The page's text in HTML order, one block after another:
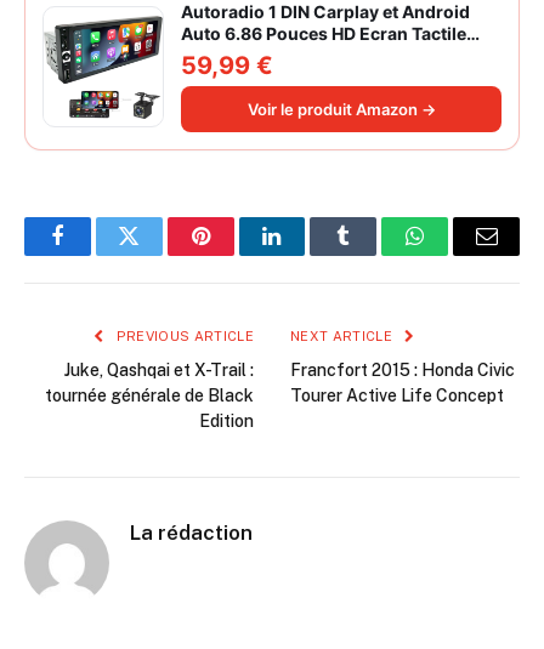
Autoradio 1 DIN Carplay et Android
Auto 6.86 Pouces HD Ecran Tactile
Poste Radio Voiture Soutien Lien
Miroir iOS/Android/Radio FM/USB/EQ
Autoradio Bluetooth Caméra de Recul
59,99 €
Voir le produit Amazon →
FacebookTwitter PinterestLinkedInTumblr WhatsAppEmail
PREVIOUS ARTICLE
Juke, Qashqai et X-Trail :
tournée générale de Black
Edition
NEXT ARTICLE
Francfort 2015 : Honda Civic
Tourer Active Life Concept
La rédaction